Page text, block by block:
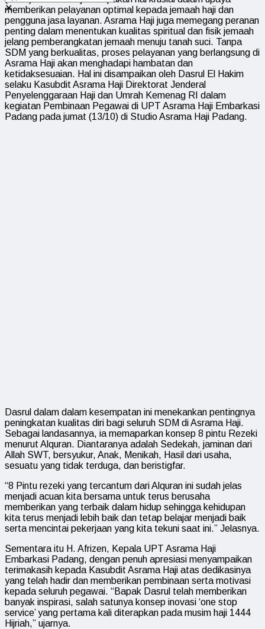
✕
memberikan pelayanan optimal kepada jemaah haji dan
pengguna jasa layanan. Asrama Haji juga memegang peranan
penting dalam menentukan kualitas spiritual dan fisik jemaah
jelang pemberangkatan jemaah menuju tanah suci. Tanpa
SDM yang berkualitas, proses pelayanan yang berlangsung di
Asrama Haji akan menghadapi hambatan dan
ketidaksesuaian. Hal ini disampaikan oleh Dasrul El Hakim
selaku Kasubdit Asrama Haji Direktorat Jenderal
Penyelenggaraan Haji dan Umrah Kemenag RI dalam
kegiatan Pembinaan Pegawai di UPT Asrama Haji Embarkasi
Padang pada jumat (13/10) di Studio Asrama Haji Padang.
Dasrul dalam dalam kesempatan ini menekankan pentingnya
peningkatan kualitas diri bagi seluruh SDM di Asrama Haji.
Sebagai landasannya, ia memaparkan konsep 8 pintu Rezeki
menurut Alquran. Diantaranya adalah Sedekah, jaminan dari
Allah SWT, bersyukur, Anak, Menikah, Hasil dari usaha,
sesuatu yang tidak terduga, dan beristigfar.
“8 Pintu rezeki yang tercantum dari Alquran ini sudah jelas
menjadi acuan kita bersama untuk terus berusaha
memberikan yang terbaik dalam hidup sehingga kehidupan
kita terus menjadi lebih baik dan tetap belajar menjadi baik
serta mencintai pekerjaan yang kita tekuni saat ini.” Jelasnya.
Sementara itu H. Afrizen, Kepala UPT Asrama Haji
Embarkasi Padang, dengan penuh apresiasi menyampaikan
terimakasih kepada Kasubdit Asrama Haji atas dedikasinya
yang telah hadir dan memberikan pembinaan serta motivasi
kepada seluruh pegawai. “Bapak Dasrul telah memberikan
banyak inspirasi, salah satunya konsep inovasi ‘one stop
service’ yang pertama kali diterapkan pada musim haji 1444
Hijriah,” ujarnya.